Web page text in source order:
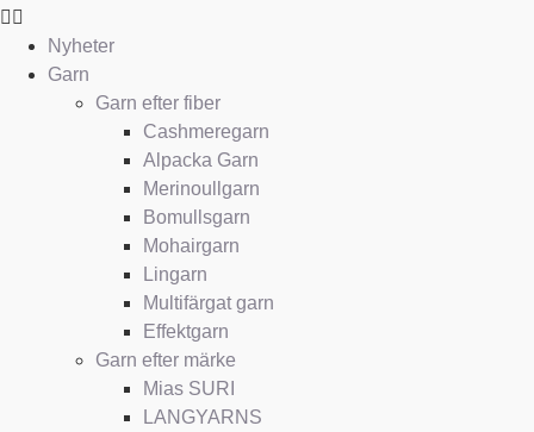
Nyheter
Garn
Garn efter fiber
Cashmeregarn
Alpacka Garn
Merinoullgarn
Bomullsgarn
Mohairgarn
Lingarn
Multifärgat garn
Effektgarn
Garn efter märke
Mias SURI
LANGYARNS